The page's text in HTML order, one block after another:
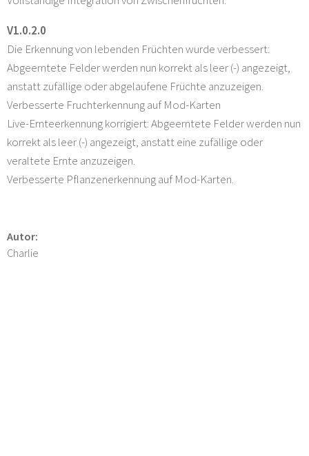
V1.0.2.0
Die Erkennung von lebenden Früchten wurde verbessert:
Abgeerntete Felder werden nun korrekt als leer (-) angezeigt,
anstatt zufällige oder abgelaufene Früchte anzuzeigen.
Verbesserte Fruchterkennung auf Mod-Karten
Live-Ernteerkennung korrigiert: Abgeerntete Felder werden nun
korrekt als leer (-) angezeigt, anstatt eine zufällige oder
veraltete Ernte anzuzeigen.
Verbesserte Pflanzenerkennung auf Mod-Karten.
Autor:
Charlie